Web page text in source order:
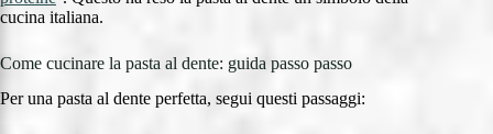
cucina italiana.
Come cucinare la pasta al dente: guida passo passo
Per una pasta al dente perfetta, segui questi passaggi: